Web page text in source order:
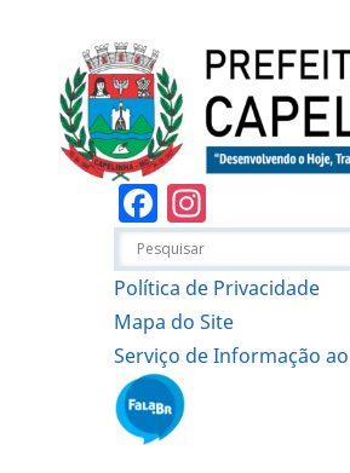
Facebook
Política de Privacidade
Mapa do Site
Serviço de Informação